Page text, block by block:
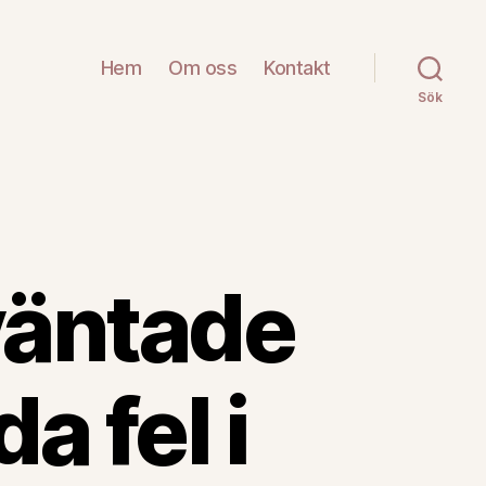
Hem Om oss Kontakt
Sök
fel i